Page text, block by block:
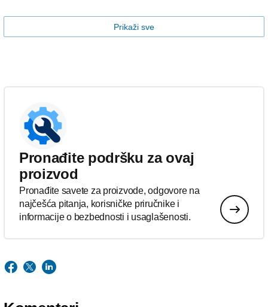
Prikaži sve
Pronađite podršku za ovaj
proizvod
Pronađite savete za proizvode, odgovore na
najčešća pitanja, korisničke priručnike i
informacije o bezbednosti i usaglašenosti.